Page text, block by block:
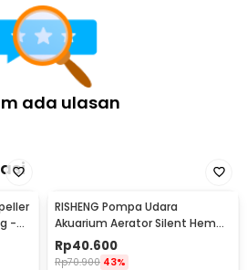
ada ulasan
-
RISHENG Pompa Udara
Akuarium Aerator Silent Hemat
Energi 2.4W - RS-511
Rp40.600
Rp70.900 43%